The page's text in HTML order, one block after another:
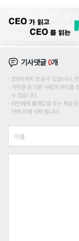
기사댓글0개
200자까지 쓰실 수 있습니다.
저작권 등 다른 사람의 권리를
수 있습니다.
타인에게 불쾌감을 주는 욕설
단에 의해 삭제 합니다.